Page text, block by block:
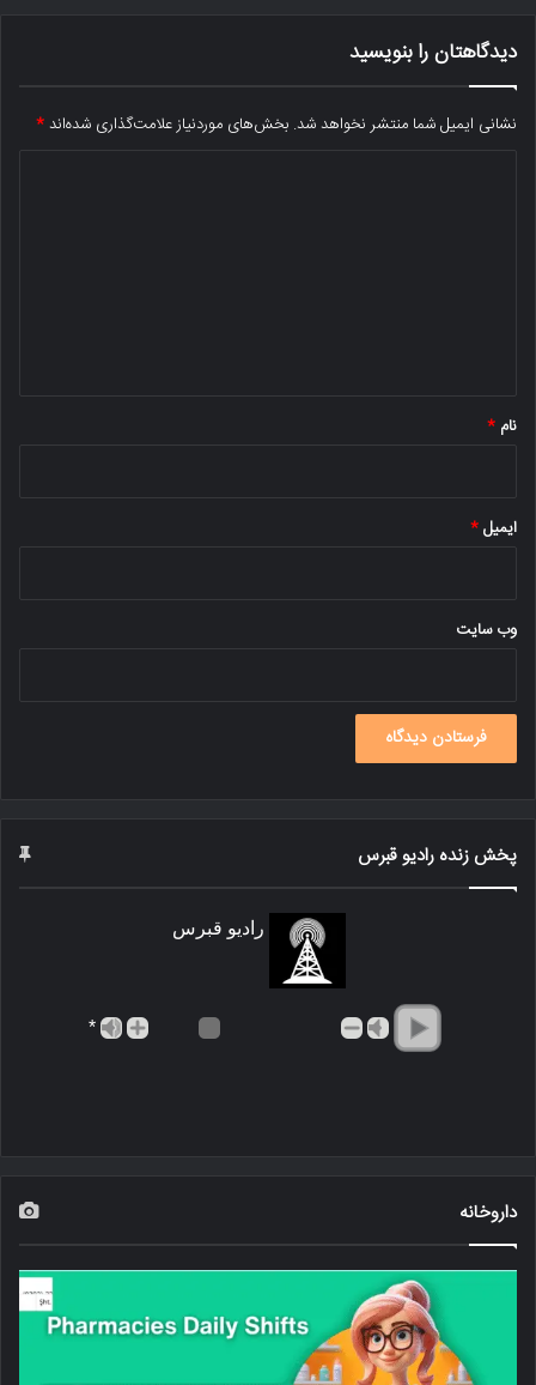
دیدگاهتان را بنویسید
نشانی ایمیل شما منتشر نخواهد شد. بخش‌های موردنیاز علامت‌گذاری شده‌اند*
نام *
ایمیل*
وب‌ سایت
پخش زنده رادیو قبرس
رادیو قبرس
*
داروخانه